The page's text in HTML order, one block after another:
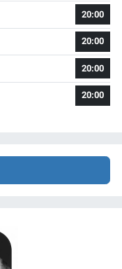
20:00
20:00
20:00
20:00